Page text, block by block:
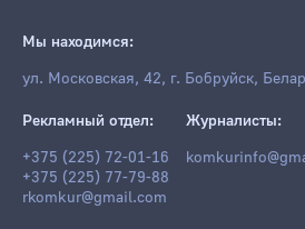
Мы находимся:
ул. Московская, 42, г. Бобруйск,
Рекламный отдел:
+375 (225) 72-01-16
+375 (225) 77-79-88
rkomkur@gmail.com
Журналисты: